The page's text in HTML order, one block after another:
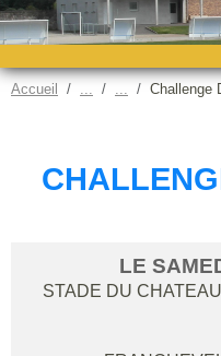
Accueil Challenge
LE
STADE DU